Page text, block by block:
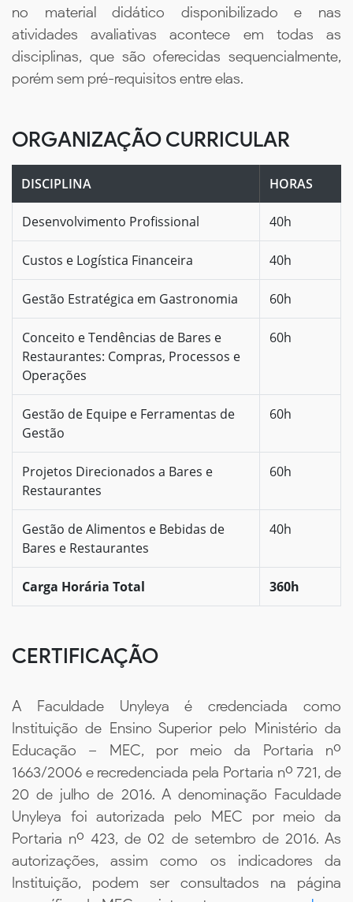
no material didático disponibilizado e nas
atividades avaliativas acontece em todas as
disciplinas, que são oferecidas sequencialmente,
porém sem pré-requisitos entre elas.
ORGANIZAÇÃO CURRICULAR
DISCIPLINA HORAS
Desenvolvimento Profissional 40h
Custos e Logística Financeira 40h
Gestão Estratégica em Gastronomia 60h
Conceito e Tendências de Bares e
Restaurantes: Compras, Processos e
Operações
60h
Gestão de Equipe e Ferramentas de
Gestão
60h
Projetos Direcionados a Bares e
Restaurantes
60h
Gestão de Alimentos e Bebidas de
Bares e Restaurantes
40h
Carga Horária Total 360h
CERTIFICAÇÃO
A Faculdade Unyleya é credenciada como
Instituição de Ensino Superior pelo Ministério da
Educação – MEC, por meio da Portaria nº
1663/2006 e recredenciada pela Portaria nº 721, de
20 de julho de 2016. A denominação Faculdade
Unyleya foi autorizada pelo MEC por meio da
Portaria nº 423, de 02 de setembro de 2016. As
autorizações, assim como os indicadores da
Instituição, podem ser consultados na página